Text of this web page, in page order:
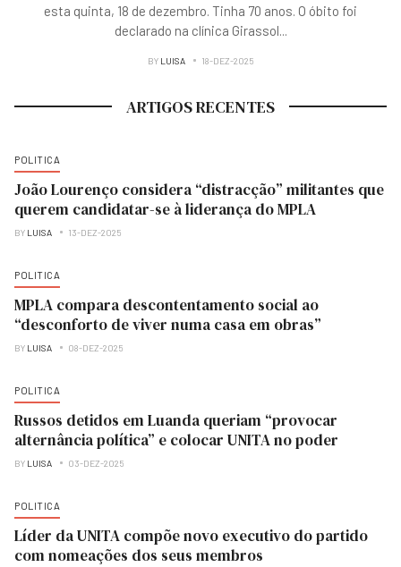
esta quinta, 18 de dezembro. Tinha 70 anos. O óbito foi
declarado na clínica Girassol...
BY LUISA 18-DEZ-2025
ARTIGOS RECENTES
POLITICA
João Lourenço considera “distracção” militantes que
querem candidatar-se à liderança do MPLA
BY LUISA 13-DEZ-2025
POLITICA
MPLA compara descontentamento social ao
“desconforto de viver numa casa em obras”
BY LUISA 08-DEZ-2025
POLITICA
Russos detidos em Luanda queriam “provocar
alternância política” e colocar UNITA no poder
BY LUISA 03-DEZ-2025
POLITICA
Líder da UNITA compõe novo executivo do partido
com nomeações dos seus membros